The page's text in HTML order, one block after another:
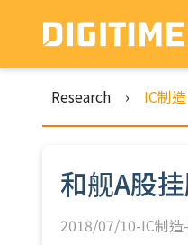
Research › IC制造
和舰A股
2018/07/10-IC制造-